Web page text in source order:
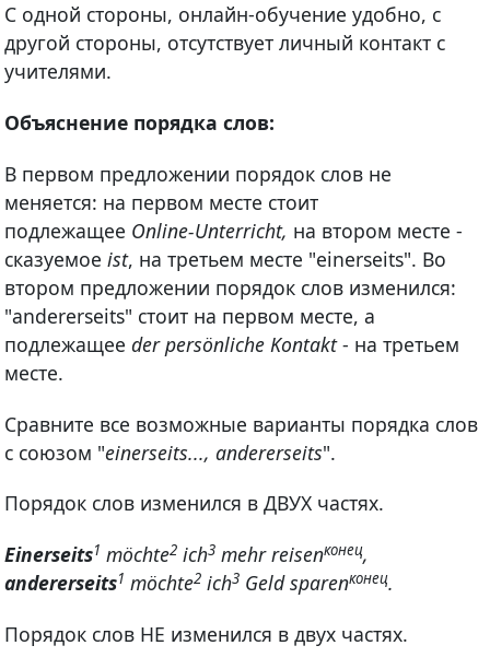
С одной стороны, онлайн-обучение удобно, с
другой стороны, отсутствует личный контакт с
учителями.
Объяснение порядка слов:
В первом предложении порядок слов не
меняется: на первом месте стоит
подлежащее Online-Unterricht, на втором месте -
сказуемое ist, на третьем месте "einerseits". Во
втором предложении порядок слов изменился:
"andererseits" стоит на первом месте, а
подлежащее der persönliche Kontakt- на третьем
месте.
Сравните все возможные варианты порядка слов
с союзом "einerseits..., andererseits".
Порядок слов изменился в ДВУХ частях.
Einerseits1 möchte2 ich3 mehr reisenконец,
andererseits1 möchte2 ich3 Geld sparenконец.
Порядок слов НЕ изменился в двух частях.